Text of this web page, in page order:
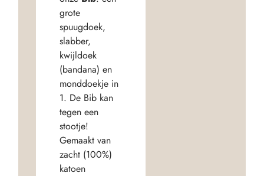
grote
spuugdoek,
slabber,
kwijldoek
(bandana) en
monddoekje in
1. De Bib kan
tegen een
stootje!
Gemaakt van
zacht (100%)
katoen